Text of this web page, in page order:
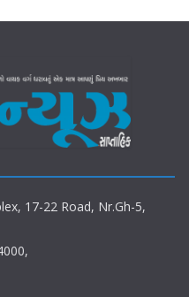
17-22 Road, Nr.Gh-5,